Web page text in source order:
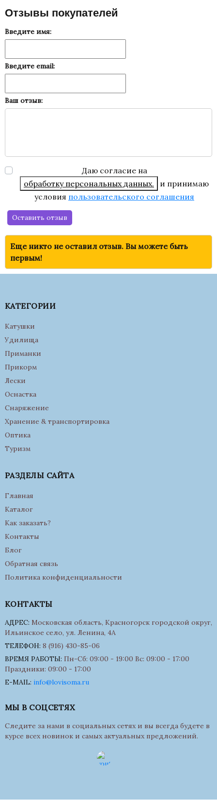
Отзывы покупателей
Введите имя:
Введите email:
Ваш отзыв:
Даю согласие на
обработку персональных данных.
и принимаю
условия пользовательского соглашения
Оставить отзыв
Еще никто не оставил отзыв. Вы можете быть
первым!
КАТЕГОРИИ
Катушки
Удилища
Приманки
Прикорм
Лески
Оснастка
Снаряжение
Хранение & транспортировка
Оптика
Туризм
РАЗДЕЛЫ САЙТА
Главная
Каталог
Как заказать?
Контакты
Блог
Обратная связь
Политика конфиденциальности
КОНТАКТЫ
АДРЕС: Московская область, Красногорск городской округ,
Ильинское село, ул. Ленина, 4А
ТЕЛЕФОН: 8 (916) 430-85-06
ВРЕМЯ РАБОТЫ: Пн-Сб: 09:00 - 19:00 Вс: 09:00 - 17:00
Праздники: 09:00 - 17:00
E-MAIL: info@lovisoma.ru
МЫ В СОЦСЕТЯХ
Следите за нами в социальных сетях и вы всегда будете в
курсе всех новинок и самых актуальных предложений.